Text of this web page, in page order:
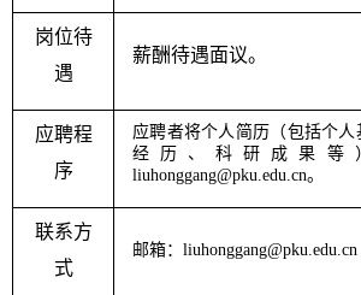
岗位待
遇
薪酬待遇面议。
应聘程
序
应聘者将个人简历（包括个
经历、科研成果等
liuhonggang@pku.edu.cn。
联系方
式
邮箱： liuhonggang@pku.edu.cn